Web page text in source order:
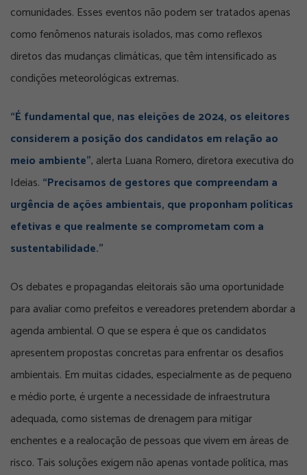
comunidades. Esses eventos não podem ser tratados apenas
como fenômenos naturais isolados, mas como reflexos
diretos das mudanças climáticas, que têm intensificado as
condições meteorológicas extremas.
“É fundamental que, nas eleições de 2024, os eleitores
considerem a posição dos candidatos em relação ao
meio ambiente”, alerta Luana Romero, diretora executiva do
Ideias. “Precisamos de gestores que compreendam a
urgência de ações ambientais, que proponham políticas
efetivas e que realmente se comprometam com a
sustentabilidade.”
Os debates e propagandas eleitorais são uma oportunidade
para avaliar como prefeitos e vereadores pretendem abordar a
agenda ambiental. O que se espera é que os candidatos
apresentem propostas concretas para enfrentar os desafios
ambientais. Em muitas cidades, especialmente as de pequeno
e médio porte, é urgente a necessidade de infraestrutura
adequada, como sistemas de drenagem para mitigar
enchentes e a realocação de pessoas que vivem em áreas de
risco. Tais soluções exigem não apenas vontade política, mas